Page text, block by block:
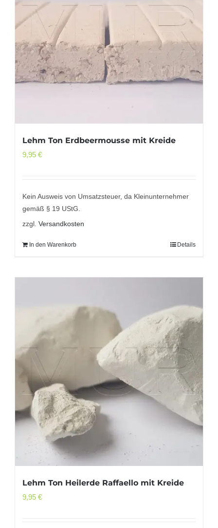
Lehm Ton Erdbeermousse mit Kreide
9,95 €
Kein Ausweis von Umsatzsteuer, da Kleinunternehmer
gemäß § 19 UStG.
zzgl. Versandkosten
In den Warenkorb Details
Lehm Ton Heilerde Raffaello mit Kreide
9,95 €